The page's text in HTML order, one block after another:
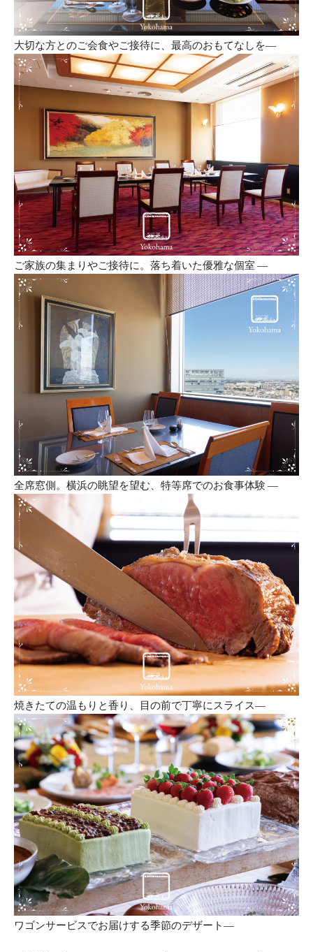
大切な方とのご会食やご接待に、最高のおもてなしを―
ご家族の集まりやご接待に。落ち着いた優雅な個室 ―
全席窓側。横浜の眺望を望む、特等席でのお食事体験 ―
焼きたての温もりと香り、目の前で丁寧にスライス―
ワゴンサービスでお届けする季節のデザート―